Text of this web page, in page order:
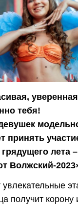
тебя!
принять
лета
Волжский-
получит корону